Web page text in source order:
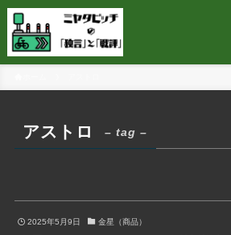
アストロ – tag –
2025年5月9日 金星（商品）